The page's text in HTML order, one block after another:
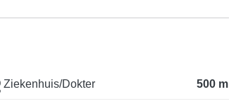
Ziekenhuis/Dokter 500 m